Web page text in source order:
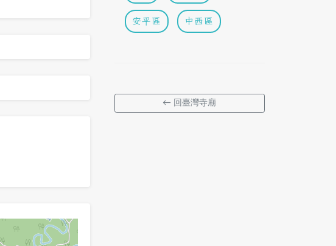
安平區 中西區
← 回臺灣寺廟